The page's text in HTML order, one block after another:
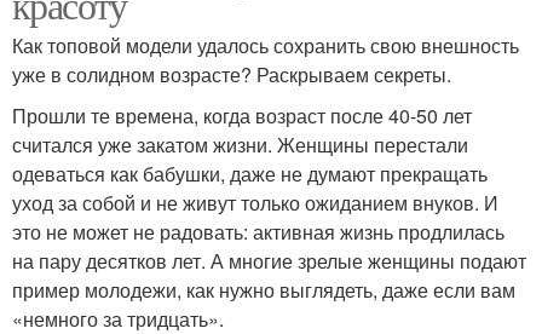
Как топовой модели удалось сохранить свою внешность
уже в солидном возрасте? Раскрываем секреты.
Прошли те времена, когда возраст после 40-50 лет
считался уже закатом жизни. Женщины перестали
одеваться как бабушки, даже не думают прекращать
уход за собой и не живут только ожиданием внуков. И
это не может не радовать: активная жизнь продлилась
на пару десятков лет. А многие зрелые женщины подают
пример молодежи, как нужно выглядеть, даже если вам
«немного за тридцать».